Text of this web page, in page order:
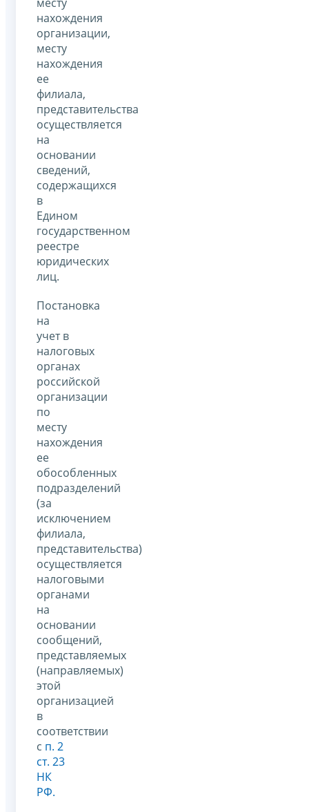
нахождения
организации,
месту
нахождения
ее
филиала,
представительства
осуществляется
на
основании
сведений,
содержащихся
в
Едином
государственном
реестре
юридических
лиц.
Постановка
на
учет в
налоговых
органах
российской
организации
по
месту
нахождения
ее
обособленных
подразделений
(за
исключением
филиала,
представительства)
осуществляется
налоговыми
органами
на
основании
сообщений,
представляемых
(направляемых)
этой
организацией
в
соответствии
с п. 2
ст. 23
НК
РФ.